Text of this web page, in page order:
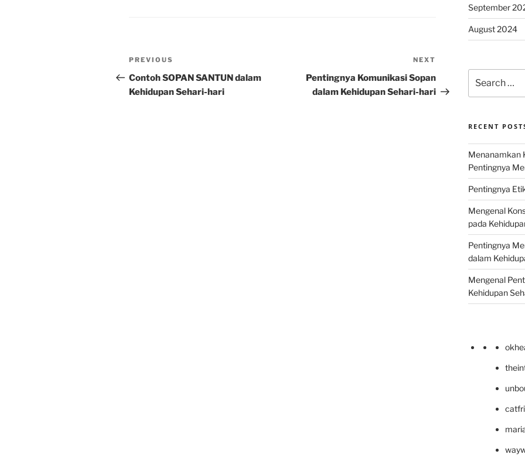
Post
navigation
Previous
Post
PREVIOUS
Contoh SOPAN SANTUN dalam
Kehidupan Sehari-hari
Post
NEXT
Pentingnya Komunikasi Sopan
dalam Kehidupan Sehari-hari
September
August 2024
for:
RECENT
Menanamkan
Pentingnya
Pentingnya
Mengenal
pada
Pentingnya
dalam
Mengenal
Kehidupan